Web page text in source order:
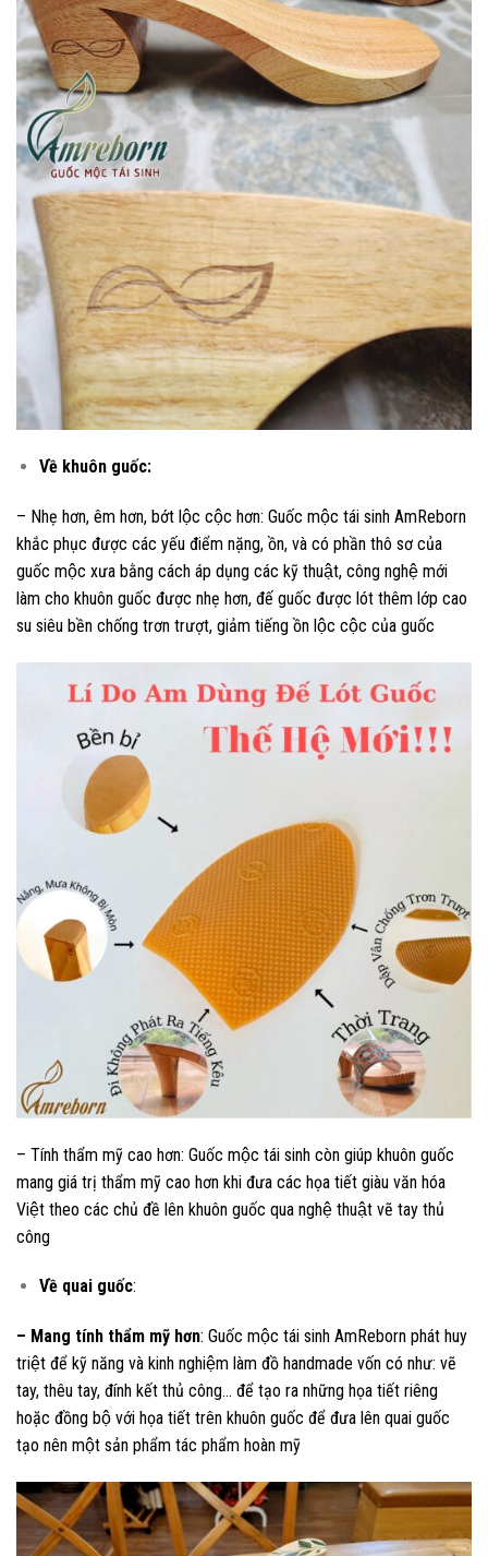
Về khuôn guốc:
– Nhẹ hơn, êm hơn, bớt lộc cộc hơn: Guốc mộc tái sinh AmReborn
khắc phục được các yếu điểm nặng, ồn, và có phần thô sơ của
guốc mộc xưa bằng cách áp dụng các kỹ thuật, công nghệ mới
làm cho khuôn guốc được nhẹ hơn, đế guốc được lót thêm lớp cao
su siêu bền chống trơn trượt, giảm tiếng ồn lộc cộc của guốc
– Tính thẩm mỹ cao hơn: Guốc mộc tái sinh còn giúp khuôn guốc
mang giá trị thẩm mỹ cao hơn khi đưa các họa tiết giàu văn hóa
Việt theo các chủ đề lên khuôn guốc qua nghệ thuật vẽ tay thủ
công
Về quai guốc:
– Mang tính thẩm mỹ hơn: Guốc mộc tái sinh AmReborn phát huy
triệt để kỹ năng và kinh nghiệm làm đồ handmade vốn có như: vẽ
tay, thêu tay, đính kết thủ công… để tạo ra những họa tiết riêng
hoặc đồng bộ với họa tiết trên khuôn guốc để đưa lên quai guốc
tạo nên một sản phẩm tác phẩm hoàn mỹ